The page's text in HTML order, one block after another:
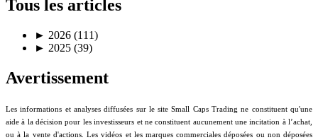
Tous les articles
► 2026 (111)
► 2025 (39)
Avertissement
Les informations et analyses diffusées sur le site Small Caps Trading ne constituent qu'une
aide à la décision pour les investisseurs et ne constituent aucunement une incitation à l’achat,
ou à la vente d'actions. Les vidéos et les marques commerciales déposées ou non déposées